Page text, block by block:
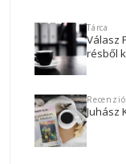
Tárca
Válasz
résből
Juhász